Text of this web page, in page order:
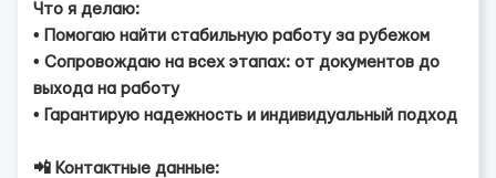
Что я делаю:
• Помогаю найти стабильную работу за рубежом
• Сопровождаю на всех этапах: от документов до
выхода на работу
• Гарантирую надежность и индивидуальный подход
📲 Контактные данные: